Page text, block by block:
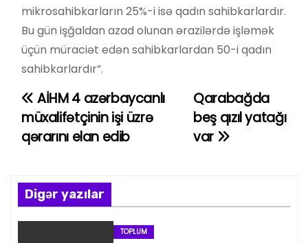
mikrosahibkarların 25%-i isə qadın sahibkarlardır.
Bu gün işğaldan azad olunan ərazilərdə işləmək
üçün müraciət edən sahibkarlardan 50-i qadın
sahibkarlardır”.
Y
a
ı
n
Qarabağda
beş qızıl yatağı
var
AİHM 4 azərbaycanlı
müxalifətçinin işi üzrə
qərarını elan edib
Digər yazılar
TOPLUM